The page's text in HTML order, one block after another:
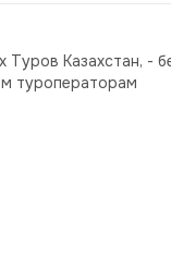
Туров Казахстан, -
туроператорам